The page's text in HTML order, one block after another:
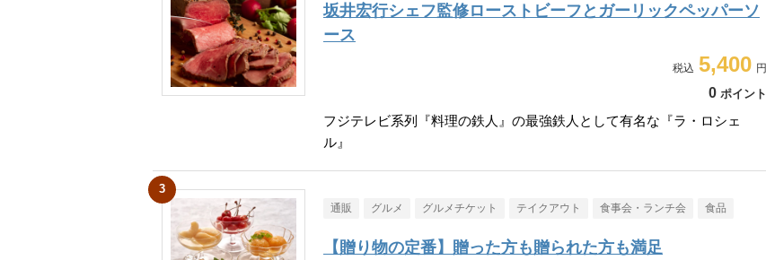
坂井宏行シェフ監修ローストビーフとガーリックペッパーソ
ース
5,400
0 ポイント
フジテレビ系列『料理の鉄人』の最強鉄人として有名な『ラ・ロシェ
ル』
通販 グルメ グルメチケット テイクアウト 食事会・ランチ会 食品
【贈り物の定番】贈った方も贈られた方も満足